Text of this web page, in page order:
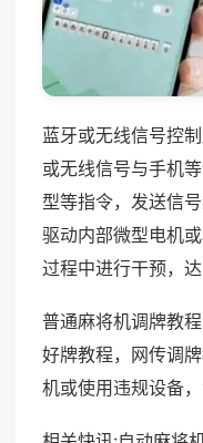
蓝牙或无线信号控
或无线信号与手机
型等指令，发送信
驱动内部微型电机
过程中进行干预，达
普通麻将机调牌教
好牌教程，网传调
机或使用违规设备